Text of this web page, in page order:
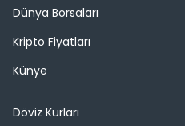
Dünya Borsaları
Kripto Fiyatları
Künye
Döviz Kurları